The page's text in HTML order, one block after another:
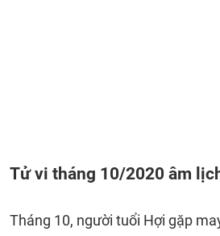
Tử vi tháng 10/2020 âm
Tháng 10, người tuổi Hợi gặp